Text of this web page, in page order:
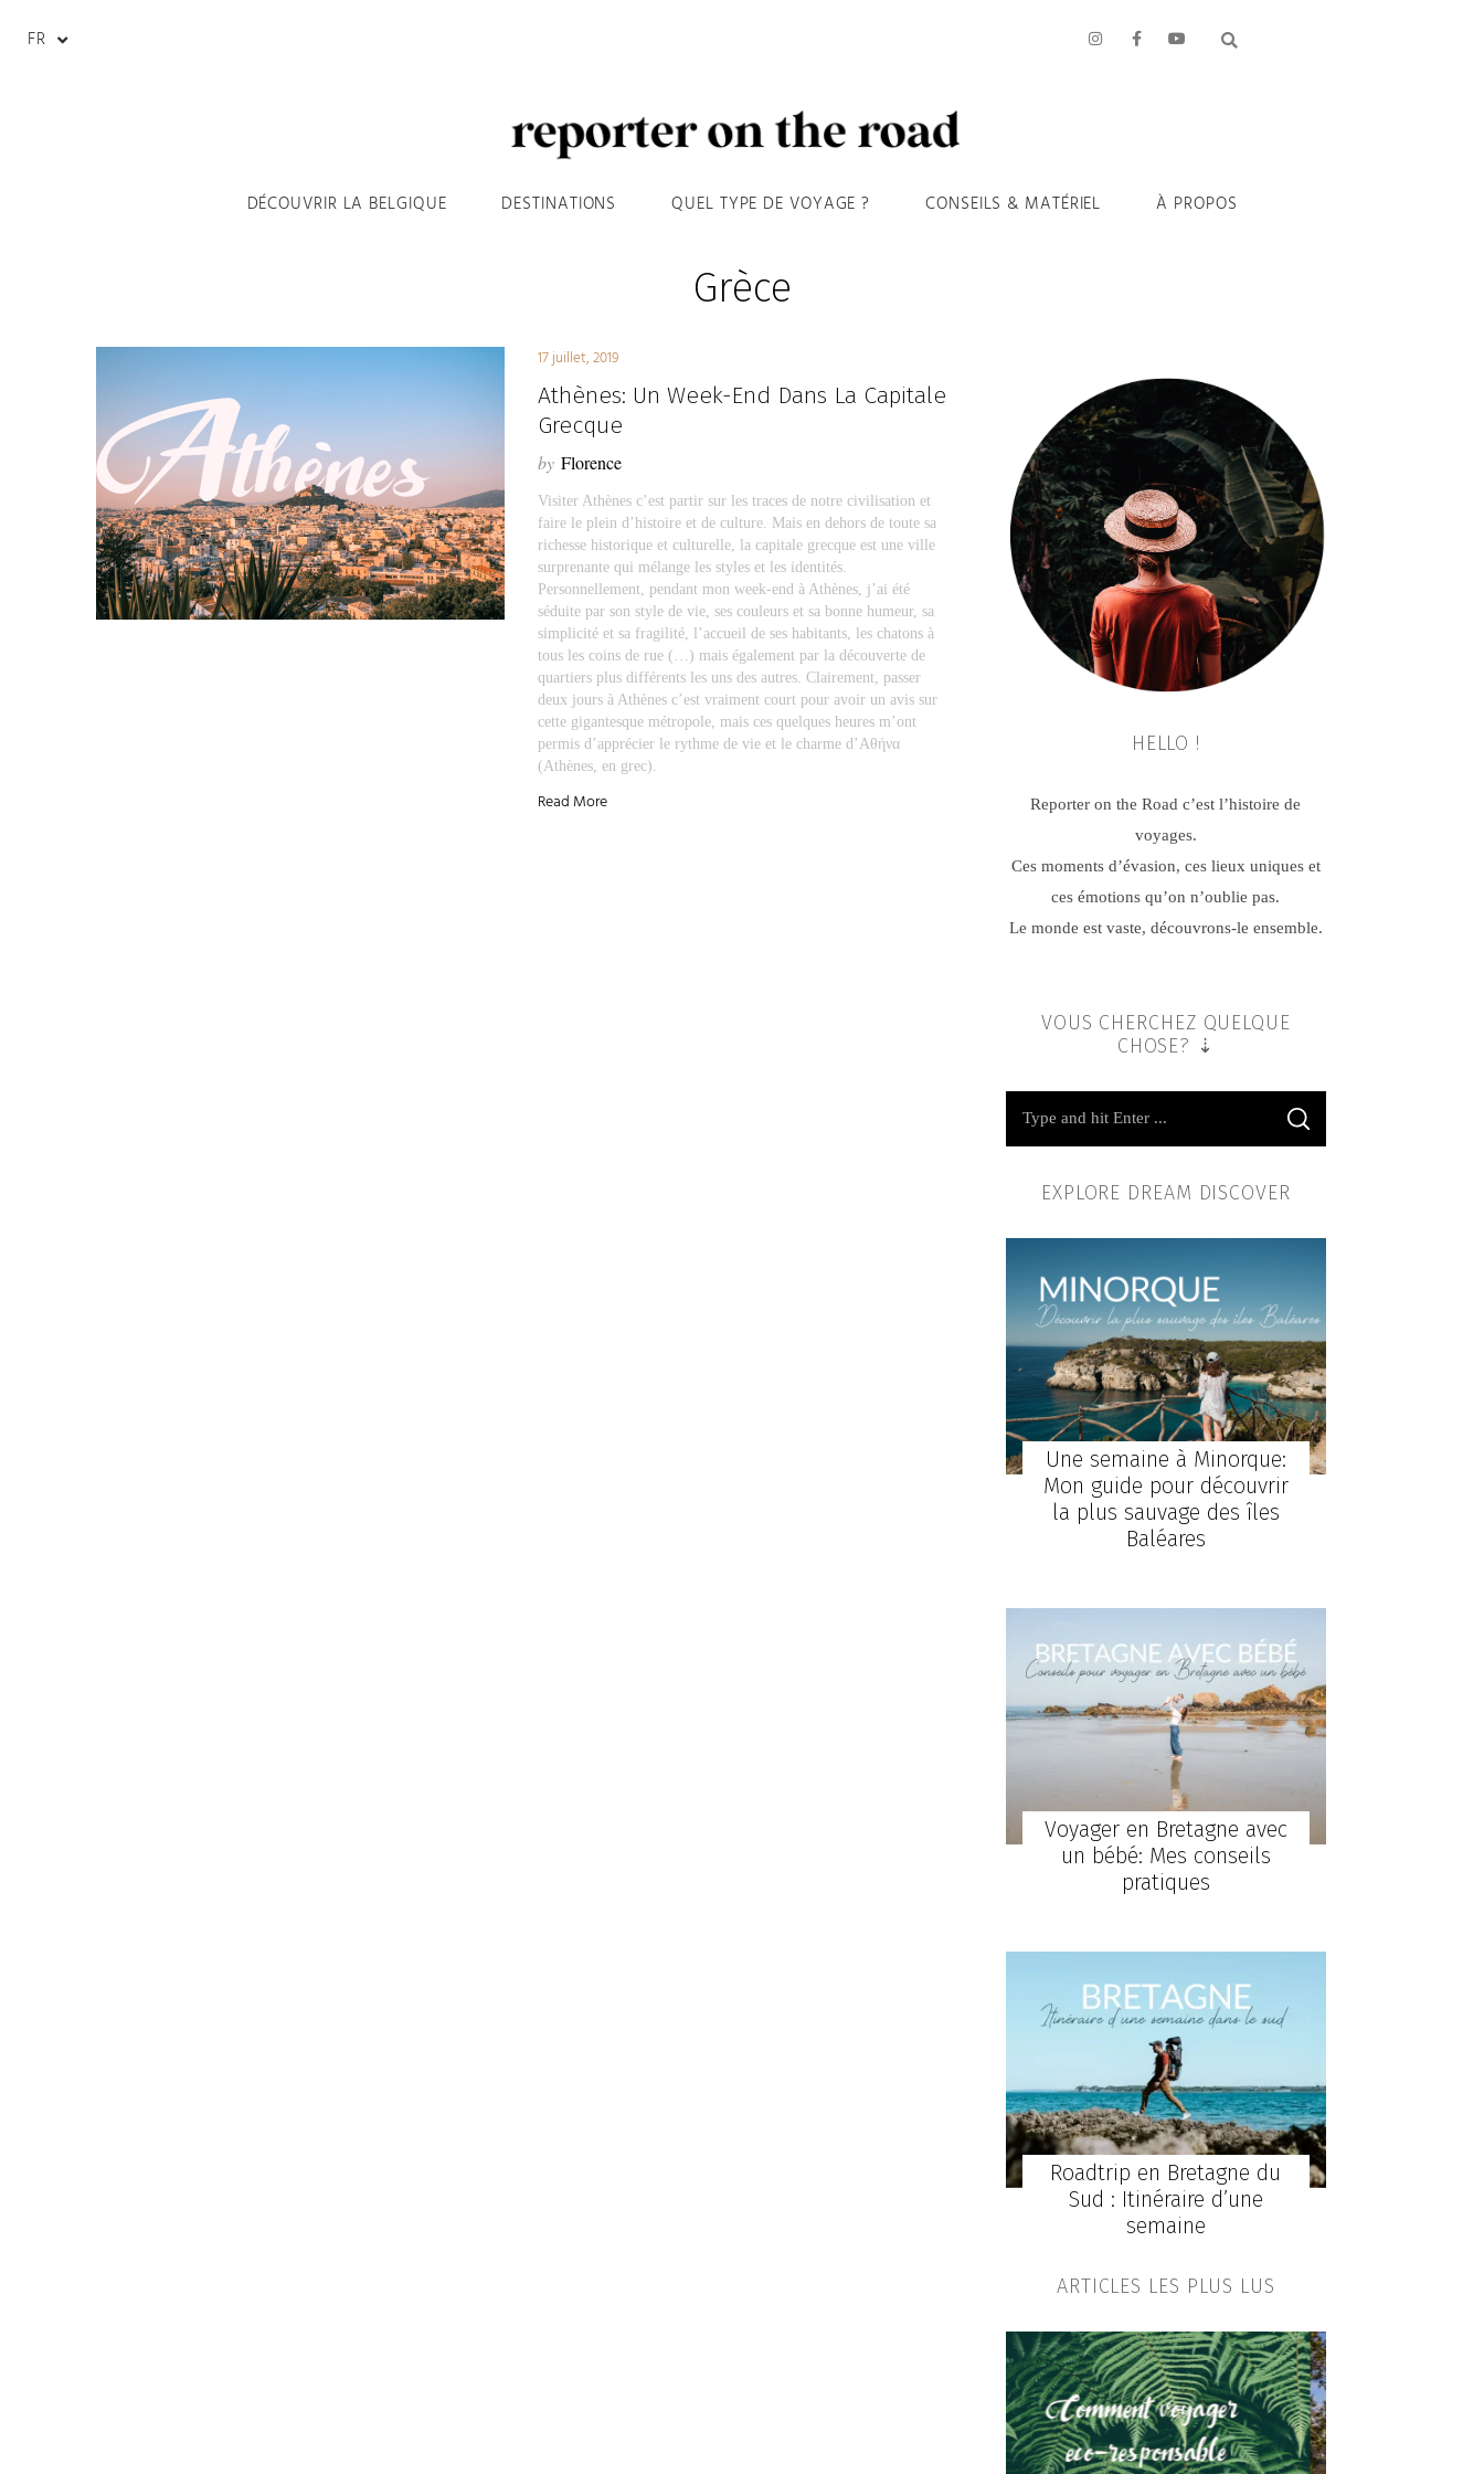
FR
DÉCOUVRIR LA BELGIQUE DESTINATIONS QUEL TYPE DE VOYAGE ? CONSEILS & MATÉRIEL À PROPOS
Grèce
17 juillet, 2019
Athènes: Un Week-End Dans La Capitale
Grecque
by Florence
Visiter Athènes c’est partir sur les traces de notre civilisation et
faire le plein d’histoire et de culture. Mais en dehors de toute sa
richesse historique et culturelle, la capitale grecque est une ville
surprenante qui mélange les styles et les identités.
Personnellement, pendant mon week-end à Athènes, j’ai été
séduite par son style de vie, ses couleurs et sa bonne humeur, sa
simplicité et sa fragilité, l’accueil de ses habitants, les chatons à
tous les coins de rue (…) mais également par la découverte de
quartiers plus différents les uns des autres. Clairement, passer
deux jours à Athènes c’est vraiment court pour avoir un avis sur
cette gigantesque métropole, mais ces quelques heures m’ont
permis d’apprécier le rythme de vie et le charme d’Αθήνα
(Athènes, en grec).
Read More
HELLO !
Reporter on the Road c’est l’histoire de
voyages.
Ces moments d’évasion, ces lieux uniques et
ces émotions qu’on n’oublie pas.
Le monde est vaste, découvrons-le ensemble.
VOUS CHERCHEZ QUELQUE
CHOSE? ⇣
EXPLORE DREAM DISCOVER
Une semaine à Minorque:
Mon guide pour découvrir
la plus sauvage des îles
Baléares
Voyager en Bretagne avec
un bébé: Mes conseils
pratiques
Roadtrip en Bretagne du
Sud : Itinéraire d’une
semaine
ARTICLES LES PLUS LUS